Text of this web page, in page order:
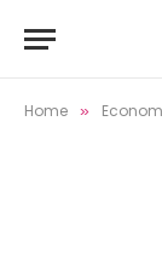
Home »